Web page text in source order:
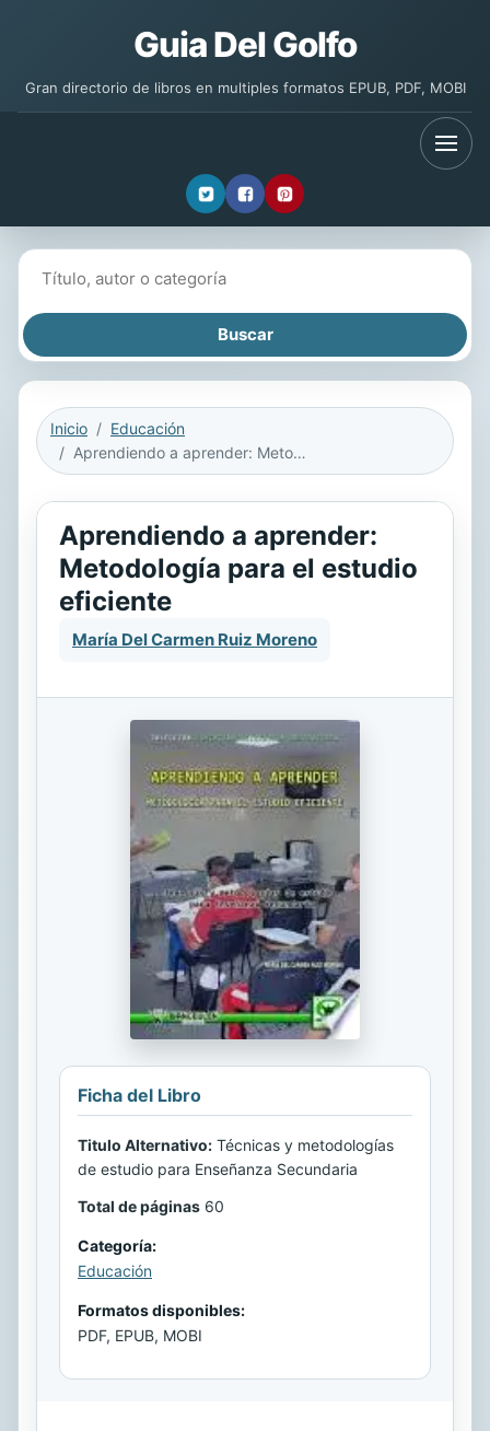
Guia Del Golfo
Gran directorio de libros en multiples formatos EPUB, PDF, MOBI
Inicio
Educación
Aprendiendo a aprender: Metodología para el estudio eficiente
Aprendiendo a aprender:
Metodología para el estudio
eficiente
María Del Carmen Ruiz Moreno
Ficha del Libro
Titulo Alternativo: Técnicas y metodologías
de estudio para Enseñanza Secundaria
Total de páginas 60
Categoría:
Educación
Formatos disponibles:
PDF, EPUB, MOBI